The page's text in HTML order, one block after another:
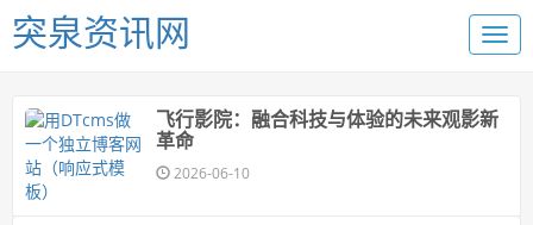
突泉资讯网
飞行影院：融合科技与体验的未来观影新
革命
2026-06-10